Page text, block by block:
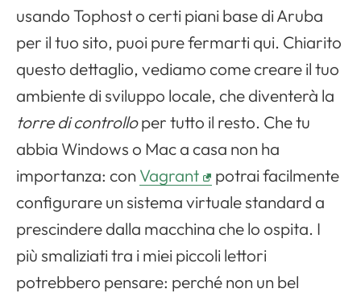
usando Tophost o certi piani base di Aruba
per il tuo sito, puoi pure fermarti qui. Chiarito
questo dettaglio, vediamo come creare il tuo
ambiente di sviluppo locale, che diventerà la
torre di controlloper tutto il resto. Che tu
abbia Windows o Mac a casa non ha
importanza: con Vagrant
potrai facilmente
configurare un sistema virtuale standard a
prescindere dalla macchina che lo ospita. I
più smaliziati tra i miei piccoli lettori
potrebbero pensare: perché non un bel